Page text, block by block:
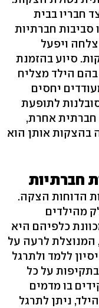
חבריו בבית
סביבות חברתיות
ויפעל
סיוע בהזמנת
הילד מצליח
יחסים
לתופעת
חברתית אחרת,
בהצקות אותן הוא
חברתיות
הדוחות הצקה.
מהילדים
כלפיהם היא
המנוצלת לרעה על
ללמד ולתרגל
על כל
בו מדמים
ניתן לתרגל